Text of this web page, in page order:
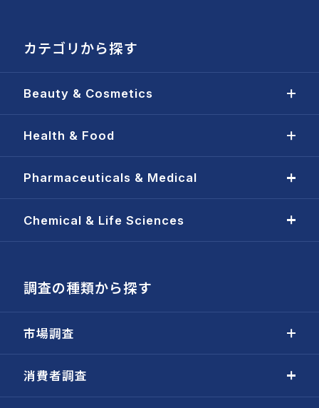
カテゴリから探す
Beauty & Cosmetics
Health & Food
Pharmaceuticals & Medical
Chemical & Life Sciences
調査の種類から探す
市場調査
消費者調査